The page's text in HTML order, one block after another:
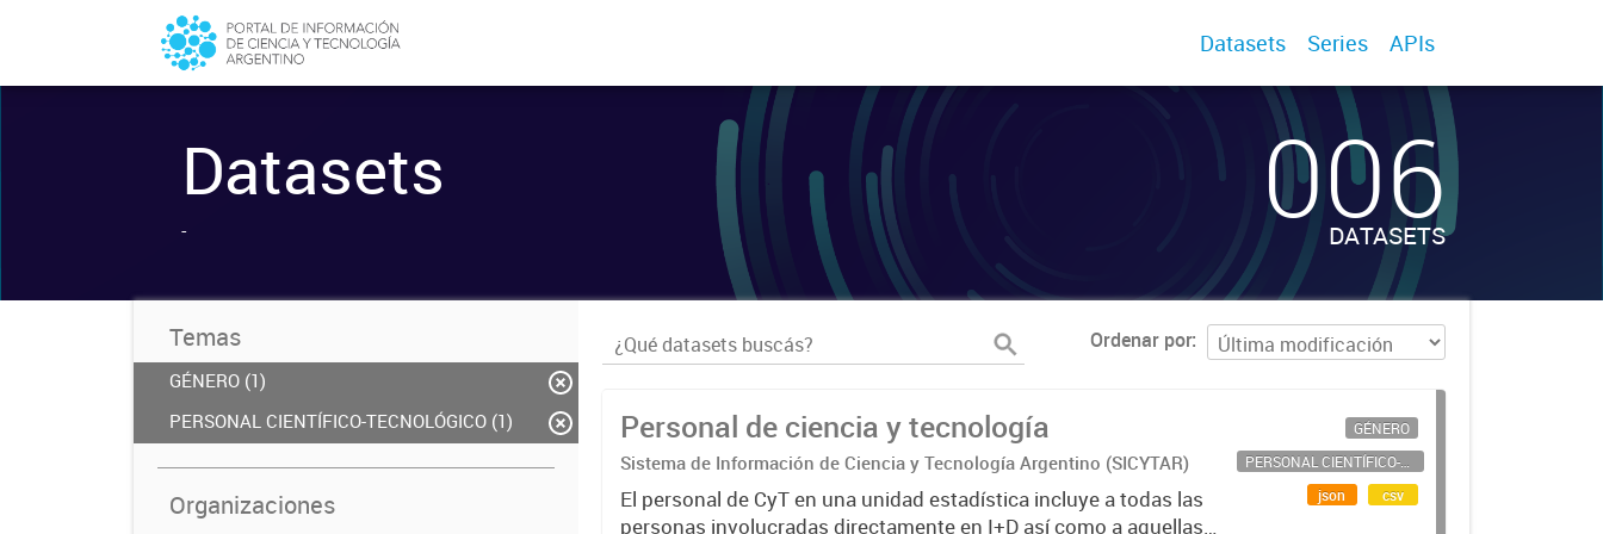
Datasets Series APIs
Datasets
- 006
DATASETS
Temas
GÉNERO (1)
PERSONAL CIENTÍFICO-TECNOLÓGICO (1)
Organizaciones
Ordenar por
Personal de ciencia y tecnología
Sistema de Información de Ciencia y Tecnología Argentino (SICYTAR)
El personal de CyT en una unidad estadística incluye a todas las
personas involucradas directamente en I+D así como a aquellas
GÉNERO
PERSONAL CIENTÍFICO-TECNOLÓGICO
json
csv